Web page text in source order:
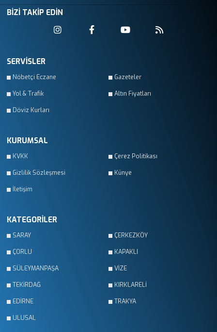
BİZİ TAKİP EDİN
SERVİSLER
Nöbetçi Eczane Gazeteler
Yol & Trafik Altın Fiyatları
Döviz Kurları
KURUMSAL
KVKK Çerez Politikası
Gizlilik Sözleşmesi Künye
İletişim
KATEGORİLER
SARAY ÇERKEZKÖY
ÇORLU KAPAKLI
SÜLEYMANPAŞA VİZE
TEKİRDAĞ KIRKLARELİ
EDİRNE TRAKYA
ULUSAL